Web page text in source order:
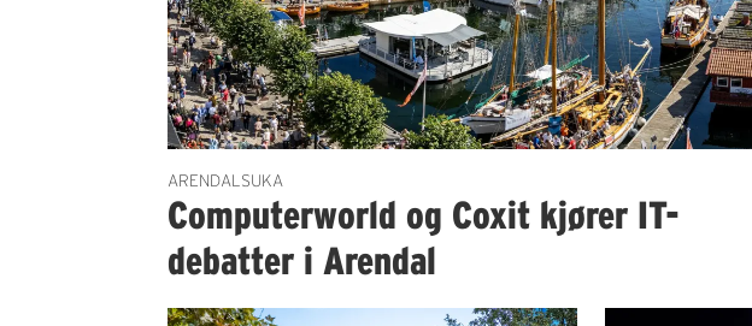
ARENDALSUKA
Computerworld og Coxit kjører IT-
debatter i Arendal